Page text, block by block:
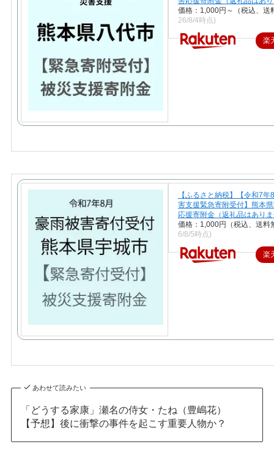
価格：1,000円～（税込、送
26/8/4時点)
楽
【ふるさと納税】【令和7年
害支援緊急寄附受付】熊本
応援寄附金（返礼品はあり
価格：1,000円（税込、送料
6/8/5時点)
楽
あわせて読みたい
「どうする家康」瀬名の侍女・たね（豊嶋花）
【予想】後に衝撃の事件を起こす重要人物か？